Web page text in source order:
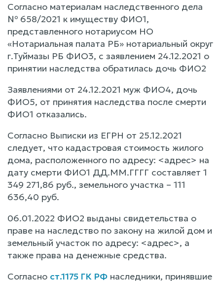
Согласно материалам наследственного дела
№ 658/2021 к имуществу ФИО1,
представленного нотариусом НО
«Нотариальная палата РБ» нотариальный округ
г.Туймазы РБ ФИО3, с заявлением 24.12.2021 о
принятии наследства обратилась дочь ФИО2
Заявлениями от 24.12.2021 муж ФИО4, дочь
ФИО5, от принятия наследства после смерти
ФИО1 отказались.
Согласно Выписки из ЕГРН от 25.12.2021
следует, что кадастровая стоимость жилого
дома, расположенного по адресу: <адрес> на
дату смерти ФИО1 ДД.ММ.ГГГГ составляет 1
349 271,86 руб., земельного участка – 111
636,40 руб.
06.01.2022 ФИО2 выданы свидетельства о
праве на наследство по закону на жилой дом и
земельный участок по адресу: <адрес>, а
также права на денежные средства.
Согласно ст.1175 ГК РФ наследники, принявшие